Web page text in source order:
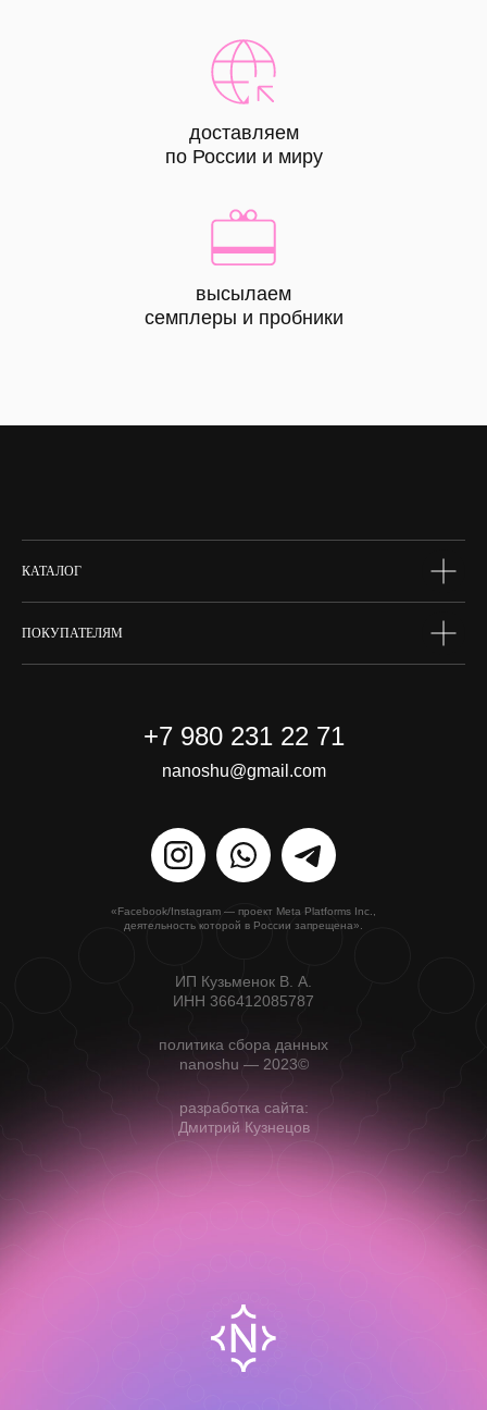
доставляем
по России и миру
высылаем
семплеры и пробники
КАТАЛОГ
ПОКУПАТЕЛЯМ
«Facebook/Instagram — проект Meta Platforms Inc.,
деятельность которой в России запрещена».
волосы
+7 980 231 22 71
nanoshu@gmail.com
ИП Кузьменок В. А.
ИНН 366412085787
разработка сайта:
Дмитрий Кузнецов
политика сбора данных
nanoshu — 2023©